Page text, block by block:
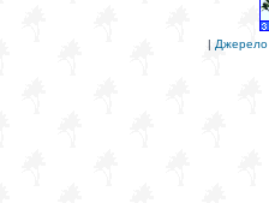
| Джерело